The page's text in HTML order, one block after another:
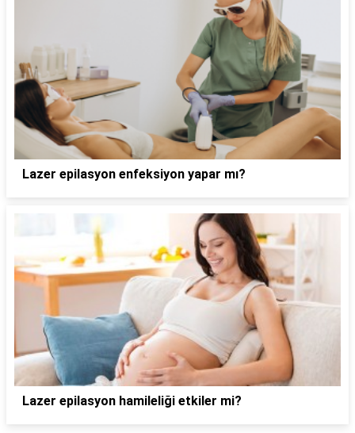
Lazer epilasyon enfeksiyon yapar mı?
Lazer epilasyon hamileliği etkiler mi?